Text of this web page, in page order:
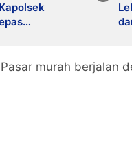
murah berjalan